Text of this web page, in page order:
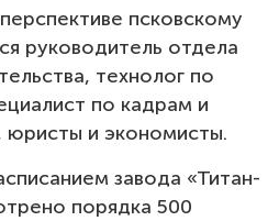
псковскому
руководитель отдела
технолог по
по кадрам и
и экономисты.
завода «Титан-
порядка 500